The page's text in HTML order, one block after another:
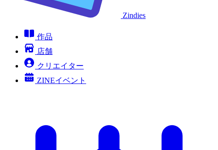
Zindies
作品
店舗
クリエイター
ZINEイベント